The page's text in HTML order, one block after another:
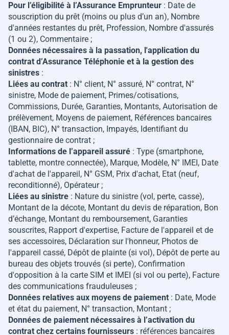
Pour l’éligibilité à l’Assurance Emprunteur : Date de
souscription du prêt (moins ou plus d’un an), Nombre
d'années restantes du prêt, Profession, Nombre d'assurés
(1 ou 2), Commentaire ;
Données nécessaires à la passation, l'application du
contrat d’Assurance Téléphonie et à la gestion des
sinistres :
Liées au contrat : N° client, N° assuré, N° contrat, N°
sinistre, Mode de paiement, Primes/cotisations,
Commissions, Durée, Garanties, Montants, Autorisation de
prélèvement, Moyens de paiement, Références bancaires
(IBAN, BIC), N° transaction, Impayés, Identifiant du
gestionnaire de contrat ;
Informations de l’appareil assuré : Type (smartphone,
tablette, montre connectée), Marque, Modèle, N° IMEI, Date
d'achat de l'appareil, N° GSM, Prix d'achat, Etat (neuf,
reconditionné), Opérateur ;
Liées au sinistre : Nature du sinistre (vol, perte, casse),
Montant de la décote, Montant du devis de réparation, Bon
d’échange, Montant du remboursement, Garanties
souscrites, Rapport d'expertise, Facture de l'appareil et de
ses accessoires, Déclaration sur l'honneur, Photos de
l'appareil cassé, Dépôt de plainte (si vol), Dépôt de perte au
bureau des objets trouvés (si perte), Confirmation
d'opposition à la carte SIM et IMEI (si vol ou perte), Facture
des communications frauduleuses ;
Données relatives aux moyens de paiement : Date, Mode
et état du paiement, N° transaction, Montant ;
Données de paiement nécessaires à l’activation du
contrat chez certains fournisseurs : références bancaires